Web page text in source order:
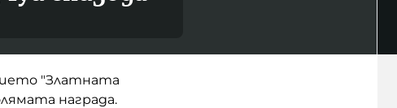
"Златната
награда.